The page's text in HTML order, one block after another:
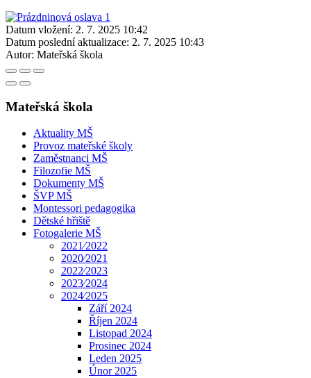
Datum vložení: 2. 7. 2025 10:42
Datum poslední aktualizace: 2. 7. 2025 10:43
Autor: Mateřská škola
Mateřská škola
Aktuality MŠ
Provoz mateřské školy
Zaměstnanci MŠ
Filozofie MŠ
Dokumenty MŠ
ŠVP MŠ
Montessori pedagogika
Dětské hřiště
Fotogalerie MŠ
2021⁄2022
2020⁄2021
2022⁄2023
2023⁄2024
2024⁄2025
Září 2024
Říjen 2024
Listopad 2024
Prosinec 2024
Leden 2025
Únor 2025